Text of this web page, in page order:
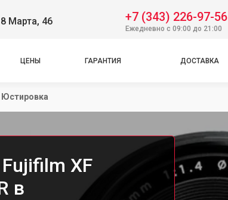
Марта, 46 +7 (343) 226-97-56
Ежедневно с 09:00 до 21:00
ЦЕНЫ ГАРАНТИЯ ДОСТАВКА
Юстировка
XF
в